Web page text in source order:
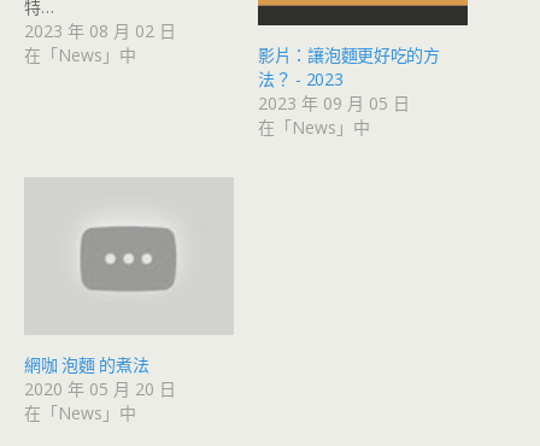
特…
2023 年 08 月 02 日
在「News」中
影片：讓泡麵更好吃的方
法？ - 2023
2023 年 09 月 05 日
在「News」中
網咖 泡麵 的煮法
2020 年 05 月 20 日
在「News」中